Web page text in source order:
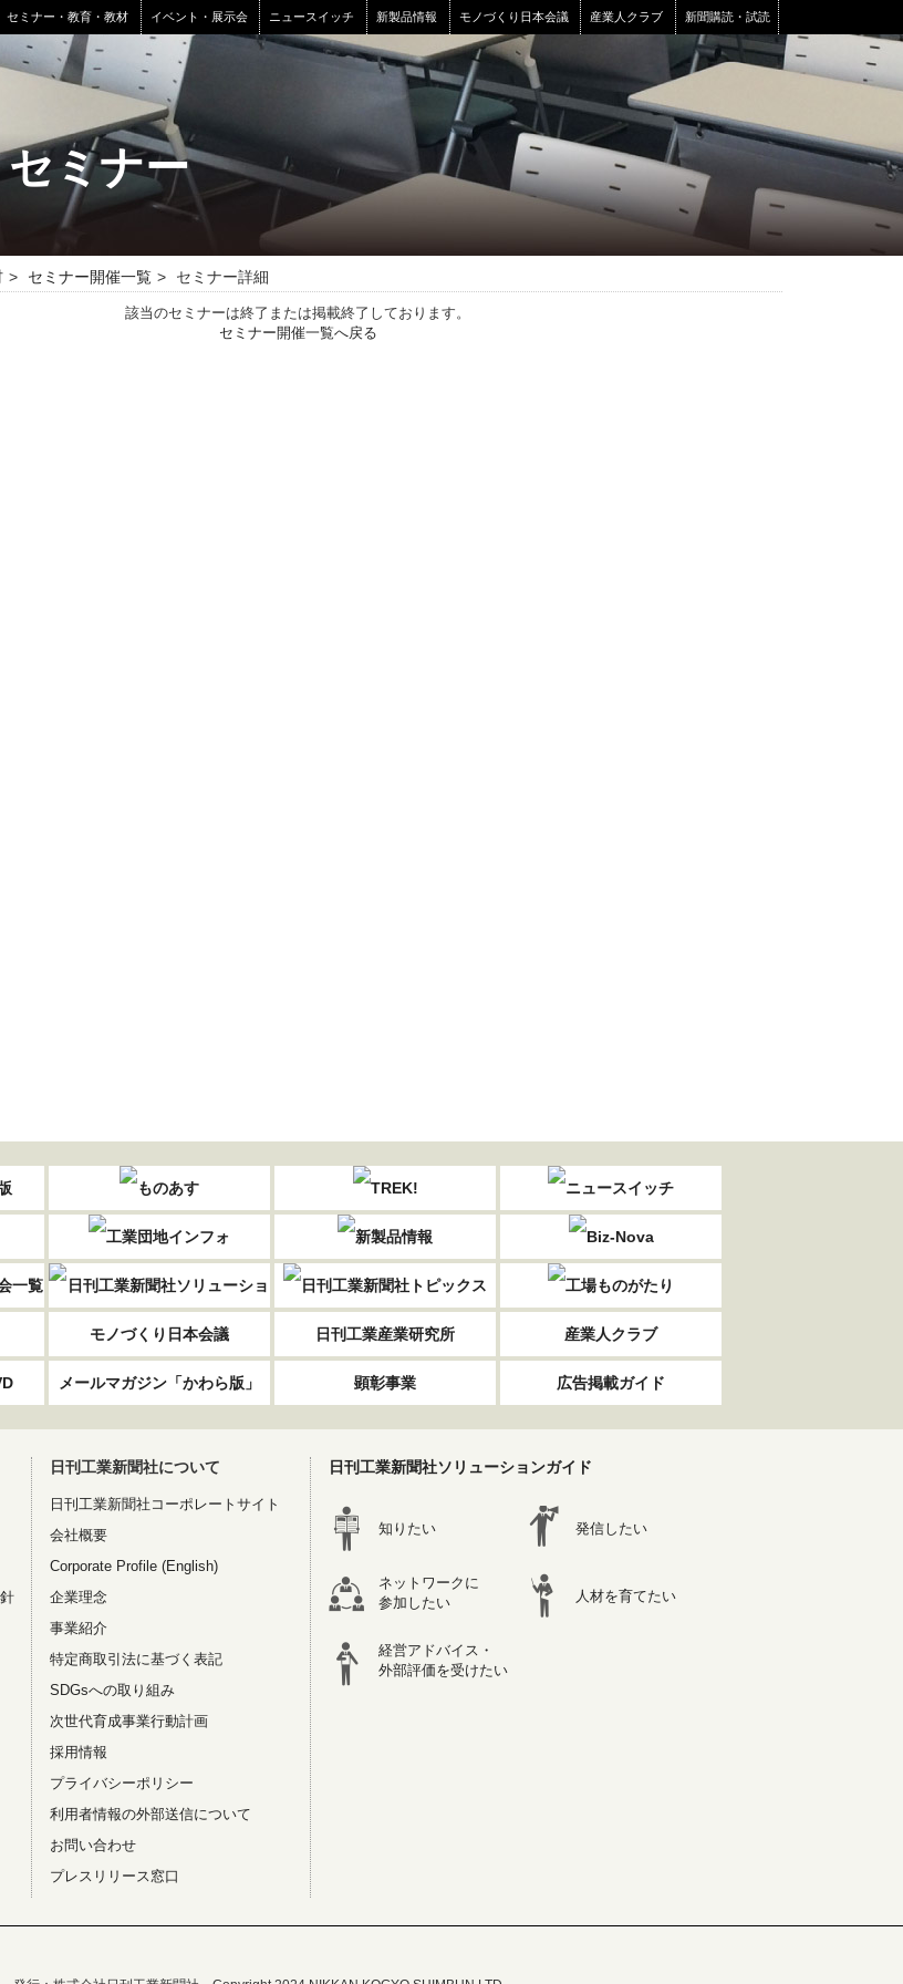
セミナー・教育・教材 イベント・展示会 ニュースイッチ 新製品情報 モノづくり日本会議 産業人クラブ 新聞購読・試読
セミナー
セミナー開催一覧 セミナー詳細
該当のセミナーは終了または掲載終了しております。
セミナー開催一覧へ戻る
モノづくり日本会議 日刊工業産業研究所 産業人クラブ
メールマガジン「かわら版」 顕彰事業 広告掲載ガイド
日刊工業新聞社について
日刊工業新聞社コーポレートサイト
会社概要
Corporate Profile (English)
企業理念
事業紹介
特定商取引法に基づく表記
SDGsへの取り組み
次世代育成事業行動計画
採用情報
プライバシーポリシー
利用者情報の外部送信について
お問い合わせ
プレスリリース窓口
日刊工業新聞社ソリューションガイド
知りたい 発信したい
ネットワークに
参加したい
人材を育てたい
経営アドバイス・
外部評価を受けたい